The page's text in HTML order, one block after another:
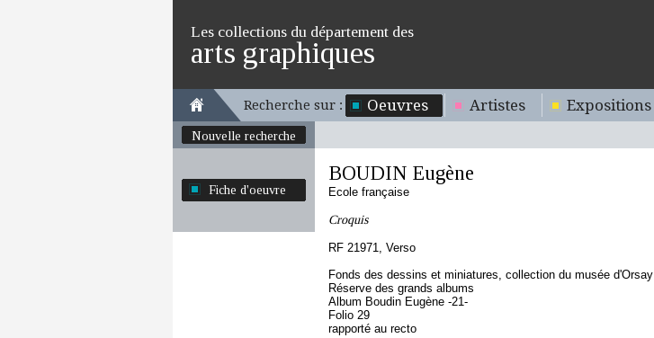
Les collections du département des
arts graphiques
Recherche sur : Oeuvres Artistes Expositions
Nouvelle recherche
Fiche d'oeuvre
BOUDIN Eugène
Ecole française
Croquis
RF 21971, Verso
Fonds des dessins et miniatures, collection du musée d'Orsay
Réserve des grands albums
Album Boudin Eugène -21-
Folio 29
rapporté au recto